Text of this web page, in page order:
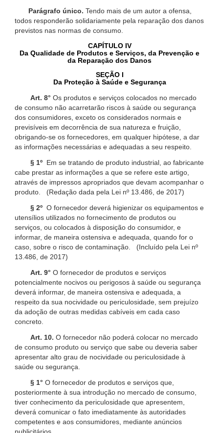
Parágrafo único. Tendo mais de um autor a ofensa,
todos responderão solidariamente pela reparação dos danos
previstos nas normas de consumo.
CAPÍTULO IV
Da Qualidade de Produtos e Serviços, da Prevenção e
da Reparação dos Danos
SEÇÃO I
Da Proteção à Saúde e Segurança
Art. 8° Os produtos e serviços colocados no mercado
de consumo não acarretarão riscos à saúde ou segurança
dos consumidores, exceto os considerados normais e
previsíveis em decorrência de sua natureza e fruição,
obrigando-se os fornecedores, em qualquer hipótese, a dar
as informações necessárias e adequadas a seu respeito.
§ 1º Em se tratando de produto industrial, ao fabricante
cabe prestar as informações a que se refere este artigo,
através de impressos apropriados que devam acompanhar o
produto. (Redação dada pela Lei nº 13.486, de 2017)
§ 2º O fornecedor deverá higienizar os equipamentos e
utensílios utilizados no fornecimento de produtos ou
serviços, ou colocados à disposição do consumidor, e
informar, de maneira ostensiva e adequada, quando for o
caso, sobre o risco de contaminação. (Incluído pela Lei nº
13.486, de 2017)
Art. 9° O fornecedor de produtos e serviços
potencialmente nocivos ou perigosos à saúde ou segurança
deverá informar, de maneira ostensiva e adequada, a
respeito da sua nocividade ou periculosidade, sem prejuízo
da adoção de outras medidas cabíveis em cada caso
concreto.
Art. 10. O fornecedor não poderá colocar no mercado
de consumo produto ou serviço que sabe ou deveria saber
apresentar alto grau de nocividade ou periculosidade à
saúde ou segurança.
§ 1° O fornecedor de produtos e serviços que,
posteriormente à sua introdução no mercado de consumo,
tiver conhecimento da periculosidade que apresentem,
deverá comunicar o fato imediatamente às autoridades
competentes e aos consumidores, mediante anúncios